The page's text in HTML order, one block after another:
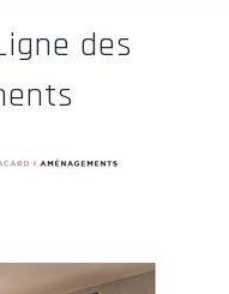
des